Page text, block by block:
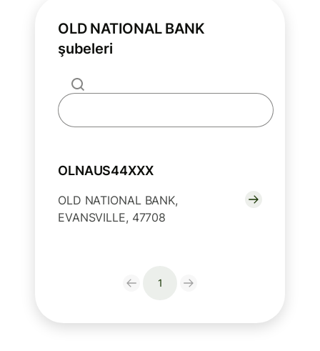
OLD NATIONAL BANK
şubeleri
OLNAUS44XXX
OLD NATIONAL BANK,
EVANSVILLE, 47708
1